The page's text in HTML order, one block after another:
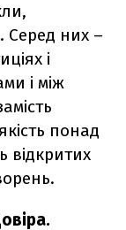
Серед них –
і
і між
понад
відкритих